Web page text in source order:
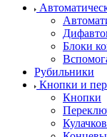
Блоки
Рубильники
Кнопки и
Кнопки